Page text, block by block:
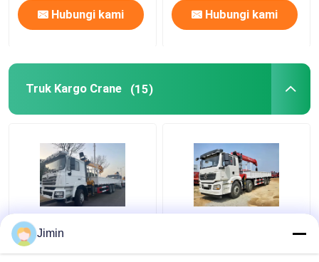
Hubungi kami Hubungi kami
Truk Kargo Crane (15)
F3000 6x4 Crane
Truck SHACMAN Boom
Jimin